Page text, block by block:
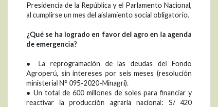
Presidencia de la República y el Parlamento Nacional,
al cumplirse un mes del aislamiento social obligatorio.
¿Qué se ha logrado en favor del agro en la agenda
de emergencia?
● La reprogramación de las deudas del Fondo
Agroperú, sin intereses por seis meses (resolución
ministerial N° 095-2020-Minagri).
● Un total de 600 millones de soles para financiar y
reactivar la producción agraria nacional: S/ 420